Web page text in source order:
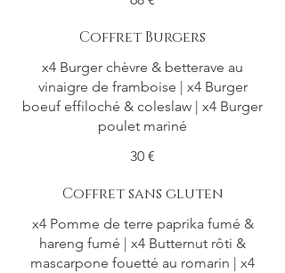
Coffret Burgers
x4 Burger chèvre & betterave au
vinaigre de framboise | x4 Burger
boeuf effiloché & coleslaw | x4 Burger
poulet mariné
30 €
Coffret sans gluten
x4 Pomme de terre paprika fumé &
hareng fumé | x4 Butternut rôti &
mascarpone fouetté au romarin | x4